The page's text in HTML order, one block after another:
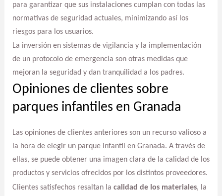
para garantizar que sus instalaciones cumplan con todas las
normativas de seguridad actuales, minimizando así los
riesgos para los usuarios.
La inversión en sistemas de vigilancia y la implementación
de un protocolo de emergencia son otras medidas que
mejoran la seguridad y dan tranquilidad a los padres.
Opiniones de clientes sobre
parques infantiles en Granada
Las opiniones de clientes anteriores son un recurso valioso a
la hora de elegir un parque infantil en Granada. A través de
ellas, se puede obtener una imagen clara de la calidad de los
productos y servicios ofrecidos por los distintos proveedores.
Clientes satisfechos resaltan la calidad de los materiales, la